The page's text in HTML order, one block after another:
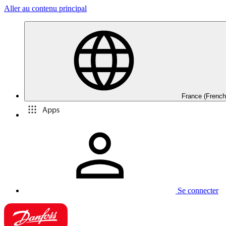
Aller au contenu principal
France
Apps
Se connecter